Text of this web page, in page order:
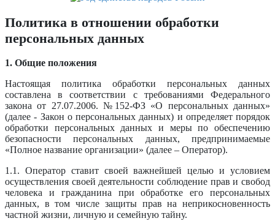
Политика в отношении обработки
персональных данных
1. Общие положения
Настоящая политика обработки персональных данных
составлена в соответствии с требованиями Федерального
закона от 27.07.2006. №152-ФЗ «О персональных данных»
(далее - Закон о персональных данных) и определяет порядок
обработки персональных данных и меры по обеспечению
безопасности персональных данных, предпринимаемые
«Полное название организации» (далее – Оператор).
1.1. Оператор ставит своей важнейшей целью и условием
осуществления своей деятельности соблюдение прав и свобод
человека и гражданина при обработке его персональных
данных, в том числе защиты прав на неприкосновенность
частной жизни, личную и семейную тайну.